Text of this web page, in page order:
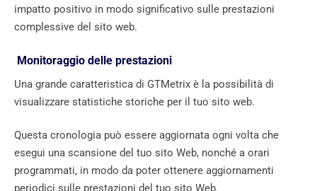
impatto positivo in modo significativo sulle prestazioni
complessive del sito web.
Monitoraggio delle prestazioni
Una grande caratteristica di GTMetrix è la possibilità di
visualizzare statistiche storiche per il tuo sito web.
Questa cronologia può essere aggiornata ogni volta che
esegui una scansione del tuo sito Web, nonché a orari
programmati, in modo da poter ottenere aggiornamenti
periodici sulle prestazioni del tuo sito Web.